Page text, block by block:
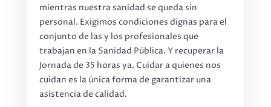
mientras nuestra sanidad se queda sin
personal. Exigimos condiciones dignas para el
conjunto de las y los profesionales que
trabajan en la Sanidad Pública. Y recuperar la
Jornada de 35 horas ya. Cuidar a quienes nos
cuidan es la única forma de garantizar una
asistencia de calidad.